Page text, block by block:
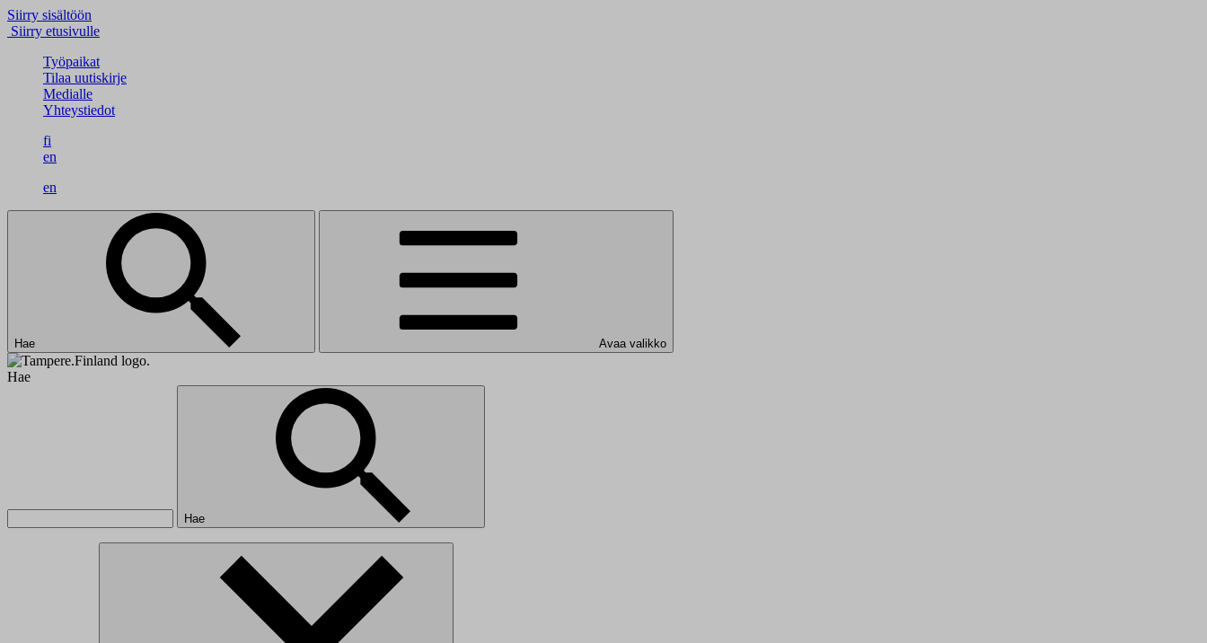
Siirry sisältöön
Siirry etusivulle
Työpaikat
Tilaa uutiskirje
Medialle
Yhteystiedot
fi
en
en
Hae Avaa valikko
Hae
Hae